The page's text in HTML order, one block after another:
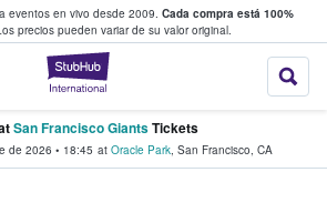
eventos en vivo desde 2009. Cada compra está 100%
precios pueden variar de su valor original.
StubHub: donde
y venden boletos
San Francisco GiantsTickets
de 2026 • 18:45 at Oracle Park, San Francisco, CA